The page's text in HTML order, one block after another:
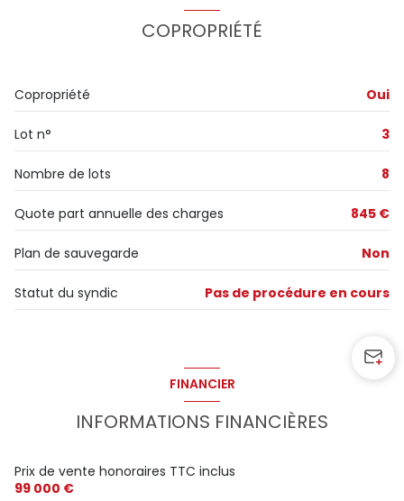
Chauffage individuel : radiateur (gaz)
exposition Est-Ouest
1er étage
3 étage(s)
cave
COPROPRIÉTÉ
Copropriété Oui
Lot n° 3
Nombre de lots 8
Quote part annuelle des charges 845 €
Plan de sauvegarde Non
Statut du syndic Pas de procédure en cours
FINANCIER
INFORMATIONS FINANCIÈRES
Prix de vente honoraires TTC inclus
99 000 €